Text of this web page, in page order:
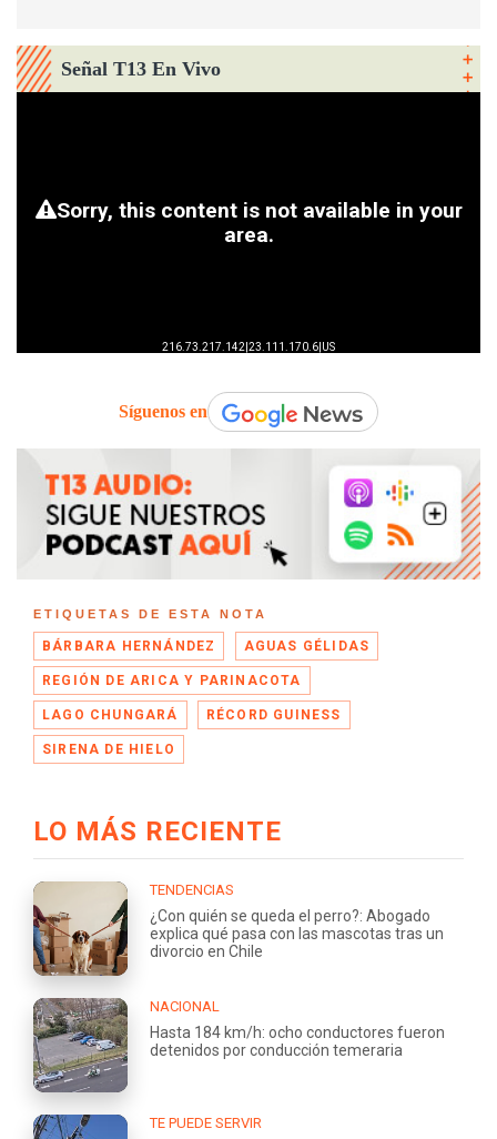
Señal T13 En Vivo
Síguenos en
ETIQUETAS DE ESTA NOTA
BÁRBARA HERNÁNDEZ AGUAS GÉLIDAS
REGIÓN DE ARICA Y PARINACOTA
LAGO CHUNGARÁ RÉCORD GUINESS
SIRENA DE HIELO
LO MÁS RECIENTE
TENDENCIAS
¿Con quién se queda el perro?: Abogado
explica qué pasa con las mascotas tras un
divorcio en Chile
NACIONAL
Hasta 184 km/h: ocho conductores fueron
detenidos por conducción temeraria
TE PUEDE SERVIR